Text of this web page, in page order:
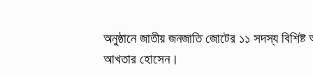
অনুষ্ঠানে জাতীয় জনজাতি জোটের ১১ সদস্য
আখতার হোসেন।